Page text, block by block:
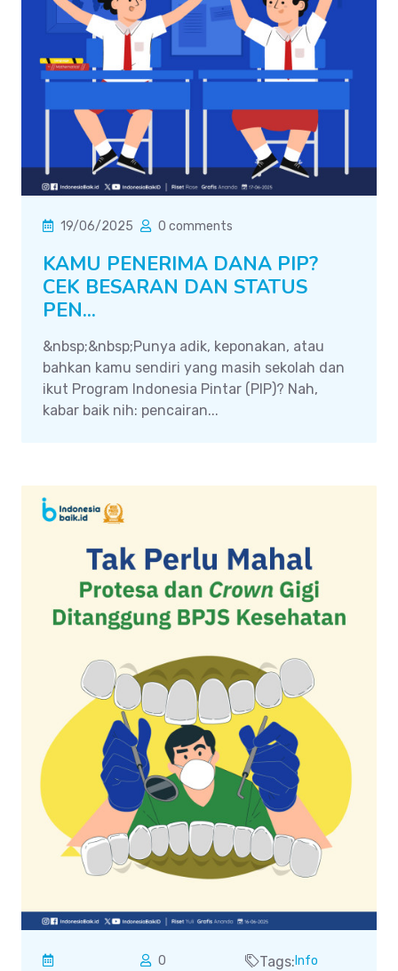
19/06/2025 0 comments
KAMU PENERIMA DANA PIP?
CEK BESARAN DAN STATUS
PEN...
&nbsp;&nbsp;Punya adik, keponakan, atau
bahkan kamu sendiri yang masih sekolah dan
ikut Program Indonesia Pintar (PIP)? Nah,
kabar baik nih: pencairan...
0
Tags: Info